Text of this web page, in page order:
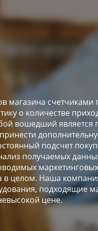
магазина счетчиками
о количестве
вошедший является
подсчет
получаемых
в целом. Наша
подходящие
цене.